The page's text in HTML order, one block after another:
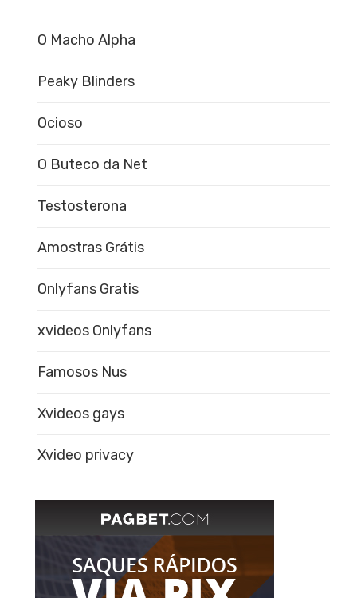
O Macho Alpha
Peaky Blinders
Ocioso
O Buteco da Net
Testosterona
Amostras Grátis
Onlyfans Gratis
xvideos Onlyfans
Famosos Nus
Xvideos gays
Xvideo privacy